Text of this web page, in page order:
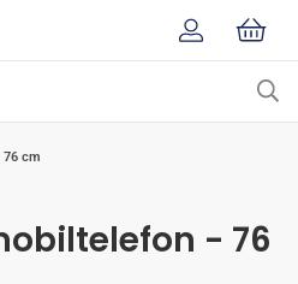
cm
- 76